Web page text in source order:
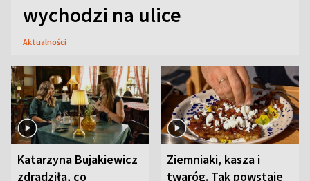
wychodzi na ulice
Aktualności
Katarzyna Bujakiewicz
zdradziła, co
Ziemniaki, kasza i
twaróg. Tak powstaje